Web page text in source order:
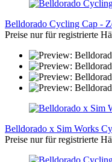
Belldorado Cycling Cap -
Preise nur für registrierte
Belldorado x Sim Works
Preise nur für registrierte